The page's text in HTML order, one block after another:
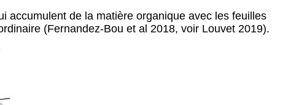
accumulent de la matière organique avec les feuilles
(Fernandez-Bou et al 2018, voir Louvet 2019).